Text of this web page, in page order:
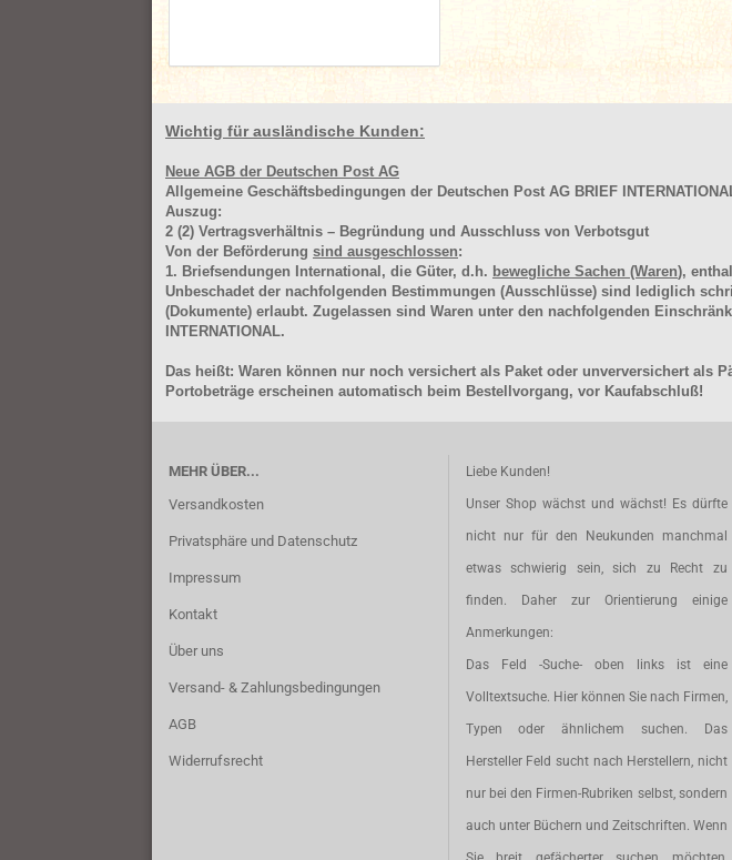
Wichtig für ausländische Kunden:
Neue AGB der Deutschen Post AG
Allgemeine Geschäftsbedingungen der Deutschen Post AG BRIEF
Auszug:
2 (2) Vertragsverhältnis – Begründung und Ausschluss von Verbotsgut
Von der Beförderung sind ausgeschlossen:
1. Briefsendungen International, die Güter, d.h. bewegliche Sachen (Waren),
Unbeschadet der nachfolgenden Bestimmungen (Ausschlüsse) sind lediglich
(Dokumente) erlaubt. Zugelassen sind Waren unter den nachfolgenden
INTERNATIONAL.
Das heißt: Waren können nur noch versichert als Paket oder unverversichert als
Portobeträge erscheinen automatisch beim Bestellvorgang, vor Kaufabschluß!
MEHR ÜBER...
Versandkosten
Privatsphäre und Datenschutz
Impressum
Kontakt
Über uns
Versand- & Zahlungsbedingungen
AGB
Widerrufsrecht
Liebe Kunden!
Unser Shop wächst und wächst! Es dürfte
nicht nur für den Neukunden manchmal
etwas schwierig sein, sich zu Recht zu
finden. Daher zur Orientierung einige
Anmerkungen:
Das Feld -Suche- oben links ist eine
Volltextsuche. Hier können Sie nach Firmen,
Typen oder ähnlichem suchen. Das
Hersteller Feld sucht nach Herstellern, nicht
nur bei den Firmen-Rubriken selbst, sondern
auch unter Büchern und Zeitschriften. Wenn